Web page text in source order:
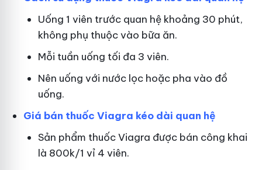
Uống 1 viên trước quan hệ khoảng 30 phút,
không phụ thuộc vào bữa ăn.
Mỗi tuần uống tối đa 3 viên.
Nên uống với nước lọc hoặc pha vào đồ
uống.
Giá bán thuốc Viagra kéo dài quan hệ
Sản phẩm thuốc Viagra được bán công khai
là 800k/1 vỉ 4 viên.